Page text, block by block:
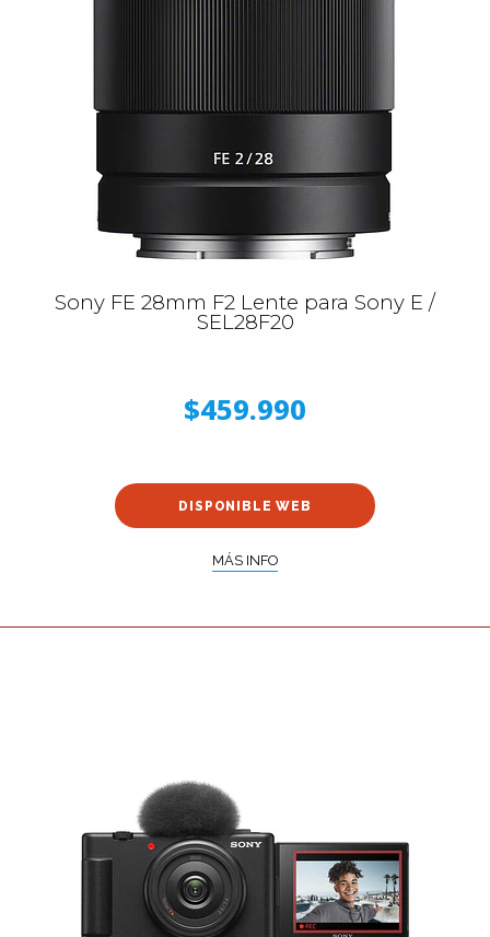
Sony FE 28mm F2 Lente para Sony E /
SEL28F20
$459.990
DISPONIBLE WEB
MÁS INFO